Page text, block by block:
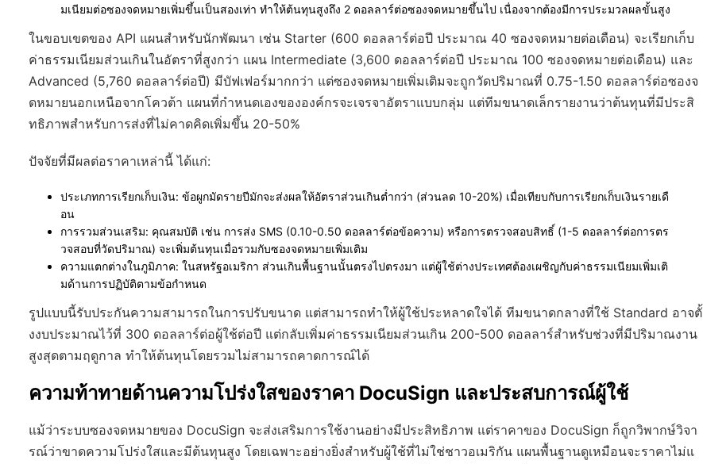
มเนียมต่อซองจดหมายเพิ่มขึ้นเป็นสองเท่า ทำให้ต้นทุนสูงถึง 2 ดอลลาร์ต่อซองจดหมายขึ้นไป เนื่องจากต้องมีการประมวลผลขั้นสูง
ในขอบเขตของ API แผนสำหรับนักพัฒนา เช่น Starter (600 ดอลลาร์ต่อปี ประมาณ 40 ซองจดหมายต่อเดือน) จะเรียกเก็บ
ค่าธรรมเนียมส่วนเกินในอัตราที่สูงกว่า แผน Intermediate (3,600 ดอลลาร์ต่อปี ประมาณ 100 ซองจดหมายต่อเดือน) และ
Advanced (5,760 ดอลลาร์ต่อปี) มีบัฟเฟอร์มากกว่า แต่ซองจดหมายเพิ่มเติมจะถูกวัดปริมาณที่ 0.75-1.50 ดอลลาร์ต่อซองจ
ดหมายนอกเหนือจากโควต้า แผนที่กำหนดเองขององค์กรจะเจรจาอัตราแบบกลุ่ม แต่ทีมขนาดเล็กรายงานว่าต้นทุนที่มีประสิ
ทธิภาพสำหรับการส่งที่ไม่คาดคิดเพิ่มขึ้น 20-50%
ปัจจัยที่มีผลต่อราคาเหล่านี้ ได้แก่:
ประเภทการเรียกเก็บเงิน: ข้อผูกมัดรายปีมักจะส่งผลให้อัตราส่วนเกินต่ำกว่า (ส่วนลด 10-20%) เมื่อเทียบกับการเรียกเก็บเงินรายเดื
อน
การรวมส่วนเสริม: คุณสมบัติ เช่น การส่ง SMS (0.10-0.50 ดอลลาร์ต่อข้อความ) หรือการตรวจสอบสิทธิ์ (1-5 ดอลลาร์ต่อการตร
วจสอบที่วัดปริมาณ) จะเพิ่มต้นทุนเมื่อรวมกับซองจดหมายเพิ่มเติม
ความแตกต่างในภูมิภาค: ในสหรัฐอเมริกา ส่วนเกินพื้นฐานนั้นตรงไปตรงมา แต่ผู้ใช้ต่างประเทศต้องเผชิญกับค่าธรรมเนียมเพิ่มเติ
มด้านการปฏิบัติตามข้อกำหนด
รูปแบบนี้รับประกันความสามารถในการปรับขนาด แต่สามารถทำให้ผู้ใช้ประหลาดใจได้ ทีมขนาดกลางที่ใช้ Standard อาจตั้
งงบประมาณไว้ที่ 300 ดอลลาร์ต่อผู้ใช้ต่อปี แต่กลับเพิ่มค่าธรรมเนียมส่วนเกิน 200-500 ดอลลาร์สำหรับช่วงที่มีปริมาณงาน
สูงสุดตามฤดูกาล ทำให้ต้นทุนโดยรวมไม่สามารถคาดการณ์ได้
ความท้าทายด้านความโปร่งใสของราคา DocuSign และประสบการณ์ผู้ใช้
แม้ว่าระบบซองจดหมายของ DocuSign จะส่งเสริมการใช้งานอย่างมีประสิทธิภาพ แต่ราคาของ DocuSign ก็ถูกวิพากษ์วิจา
รณ์ว่าขาดความโปร่งใสและมีต้นทุนสูง โดยเฉพาะอย่างยิ่งสำหรับผู้ใช้ที่ไม่ใช่ชาวอเมริกัน แผนพื้นฐานดูเหมือนจะราคาไม่แ